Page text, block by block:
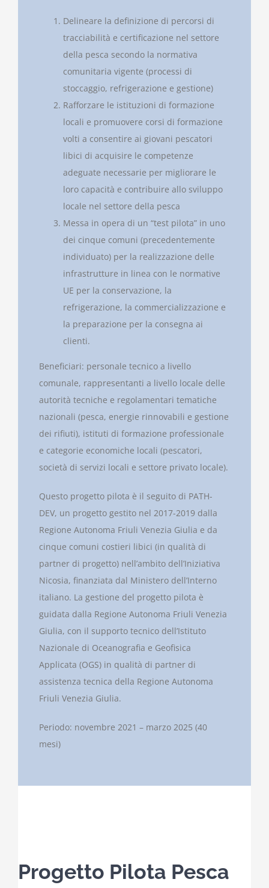
Delineare la definizione di percorsi di
tracciabilità e certificazione nel settore
della pesca secondo la normativa
comunitaria vigente (processi di
stoccaggio, refrigerazione e gestione)
Rafforzare le istituzioni di formazione
locali e promuovere corsi di formazione
volti a consentire ai giovani pescatori
libici di acquisire le competenze
adeguate necessarie per migliorare le
loro capacità e contribuire allo sviluppo
locale nel settore della pesca
Messa in opera di un “test pilota” in uno
dei cinque comuni (precedentemente
individuato) per la realizzazione delle
infrastrutture in linea con le normative
UE per la conservazione, la
refrigerazione, la commercializzazione e
la preparazione per la consegna ai
clienti.
Beneficiari: personale tecnico a livello
comunale, rappresentanti a livello locale delle
autorità tecniche e regolamentari tematiche
nazionali (pesca, energie rinnovabili e gestione
dei rifiuti), istituti di formazione professionale
e categorie economiche locali (pescatori,
società di servizi locali e settore privato locale).
Questo progetto pilota è il seguito di PATH-
DEV, un progetto gestito nel 2017-2019 dalla
Regione Autonoma Friuli Venezia Giulia e da
cinque comuni costieri libici (in qualità di
partner di progetto) nell’ambito dell’Iniziativa
Nicosia, finanziata dal Ministero dell’Interno
italiano. La gestione del progetto pilota è
guidata dalla Regione Autonoma Friuli Venezia
Giulia, con il supporto tecnico dell’Istituto
Nazionale di Oceanografia e Geofisica
Applicata (OGS) in qualità di partner di
assistenza tecnica della Regione Autonoma
Friuli Venezia Giulia.
Periodo: novembre 2021 – marzo 2025 (40
mesi)
Progetto Pilota Pesca